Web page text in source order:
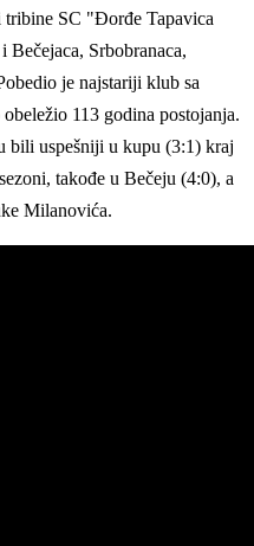
SC "Đorđe Tapavica
Srbobranaca,
je najstariji klub sa
113 godina postojanja.
bili uspešniji u kupu (3:1) kraj
takođe u Bečeju (4:0), a
Milanovića.